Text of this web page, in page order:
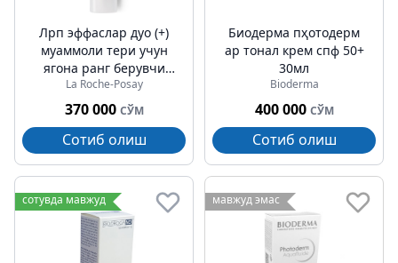
Лрп эффаcлар дуо (+)
муаммоли тери учун
ягона ранг берувчи
крем-гел 40мл
La Roche-Posay
370 000 СЎМ
Сотиб олиш
Биодерма пҳотодерм
ар тонал крем спф 50+
30мл
Bioderma
400 000 СЎМ
Сотиб олиш
сотувда мавжуд мавжуд эмас